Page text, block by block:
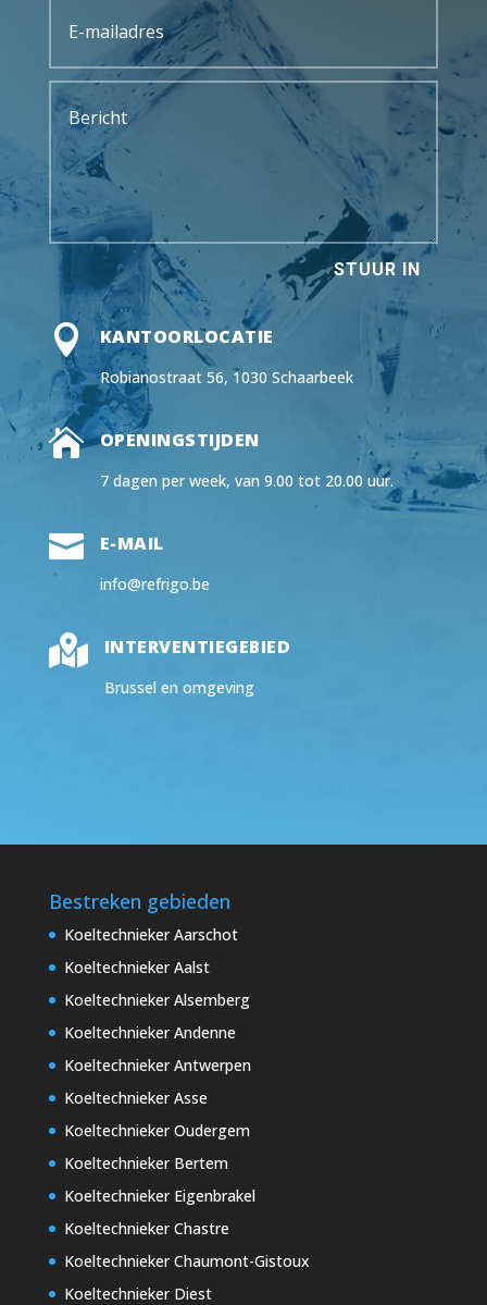
STUUR IN
 KANTOORLOCATIE
Robianostraat 56, 1030 Schaarbeek
 OPENINGSTIJDEN
7 dagen per week, van 9.00 tot 20.00 uur.
 E-MAIL
info@refrigo.be
 INTERVENTIEGEBIED
Brussel en omgeving
Bestreken gebieden
Koeltechnieker Aarschot
Koeltechnieker Aalst
Koeltechnieker Alsemberg
Koeltechnieker Andenne
Koeltechnieker Antwerpen
Koeltechnieker Asse
Koeltechnieker Oudergem
Koeltechnieker Bertem
Koeltechnieker Eigenbrakel
Koeltechnieker Chastre
Koeltechnieker Chaumont-Gistoux
Koeltechnieker Diest